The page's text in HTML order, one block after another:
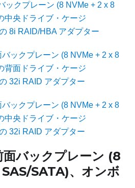
ックプレーン (8 NVMe + 2 x 8
中央ドライブ・ケージ
8i RAID/HBA アダプター
ックプレーン (8 NVMe + 2 x 8
背面ドライブ・ケージ
32i RAID アダプター
ックプレーン (8 NVMe + 2 x 8
中央ドライブ・ケージ
32i RAID アダプター
面バックプレーン (8
SATA)、オンボ